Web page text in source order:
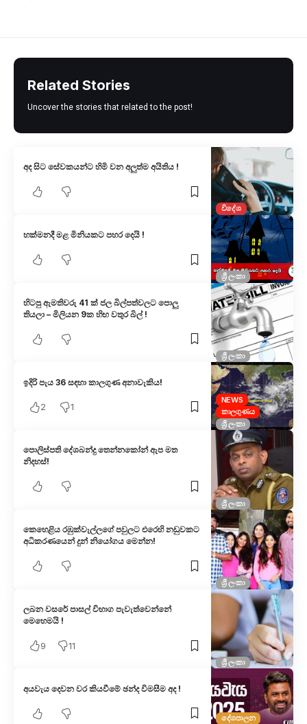
Related Stories
Uncover the stories that related to the post!
විදේශ
අද සිට සේවකයන්ට හිමි වන අලුත්ම අයිතිය !
ශ්‍රී ලංකා
හක්මනදී මළ මිනියකට පහර දෙයි !
ශ්‍රී ලංකා
හිටපු ඇමතිවරු 41 ක් ජල බිල්පත්වලට පොලු
තියලා – මිලියන 9ක හිඟ වතුර බිල් !
NEWS
කාලගුණය
ශ්‍රී ලංකා
ඉදිරි පැය 36 සඳහා කාලගුණ අනාවැකිය!
2 1
ශ්‍රී ලංකා
පොලිස්පති දේශබන්දු තෙන්නකෝන් ඇප මත
නිදහස්!
ශ්‍රී ලංකා
කෙහෙළිය රඹුක්වැල්ලගේ පවුලට එරෙහි නඩුවකට
අධිකරණයෙන් දුන් නියෝගය මෙන්න!
ශ්‍රී ලංකා
ලබන වසරේ පාසල් විභාග පැවැත්වෙන්නේ
මෙහෙමයි !
9 11
දේශපාලන
අයවැය දෙවන වර කියවීමේ ඡන්ද විමසීම අද !